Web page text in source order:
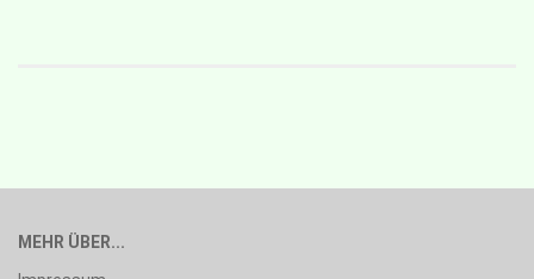
MEHR ÜBER...